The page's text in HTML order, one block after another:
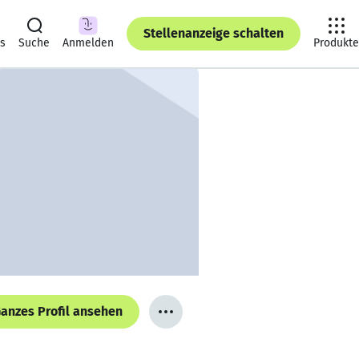
Suche Anmelden
Stellenanzeige schalten
Produkte
Profil ansehen